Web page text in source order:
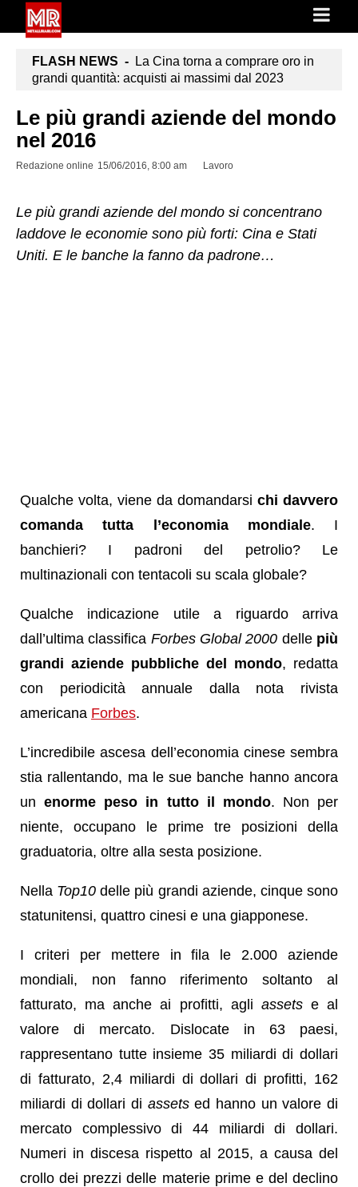
FLASH NEWS - La Cina torna a comprare oro in
grandi quantità: acquisti ai massimi dal 2023
Le più grandi aziende del mondo
nel 2016
Redazione online 15/06/2016, 8:00 am Lavoro
Le più grandi aziende del mondo si concentrano
laddove le economie sono più forti: Cina e Stati
Uniti. E le banche la fanno da padrone…
Qualche volta, viene da domandarsi chi davvero
comanda tutta l’economia mondiale. I
banchieri? I padroni del petrolio? Le
multinazionali con tentacoli su scala globale?
Qualche indicazione utile a riguardo arriva
dall’ultima classifica Forbes Global 2000 delle più
grandi aziende pubbliche del mondo, redatta
con periodicità annuale dalla nota rivista
americana Forbes.
L’incredibile ascesa dell’economia cinese sembra
stia rallentando, ma le sue banche hanno ancora
unenorme peso in tutto il mondo. Non per
niente, occupano le prime tre posizioni della
graduatoria, oltre alla sesta posizione.
Nella Top10 delle più grandi aziende, cinque sono
statunitensi, quattro cinesi e una giapponese.
I criteri per mettere in fila le 2.000 aziende
mondiali, non fanno riferimento soltanto al
fatturato, ma anche ai profitti, agli assetse al
valore di mercato. Dislocate in 63 paesi,
rappresentano tutte insieme 35 miliardi di dollari
di fatturato, 2,4 miliardi di dollari di profitti, 162
miliardi di dollari di assetsed hanno un valore di
mercato complessivo di 44 miliardi di dollari.
Numeri in discesa rispetto al 2015, a causa del
crollo dei prezzi delle materie prime e del declino